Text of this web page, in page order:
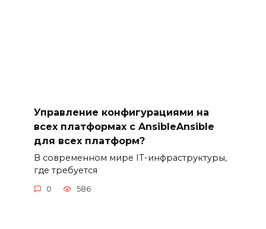
Управление конфигурациями на
всех платформах с AnsibleAnsible
для всех платформ?
В современном мире IT-инфраструктуры,
где требуется
0 586